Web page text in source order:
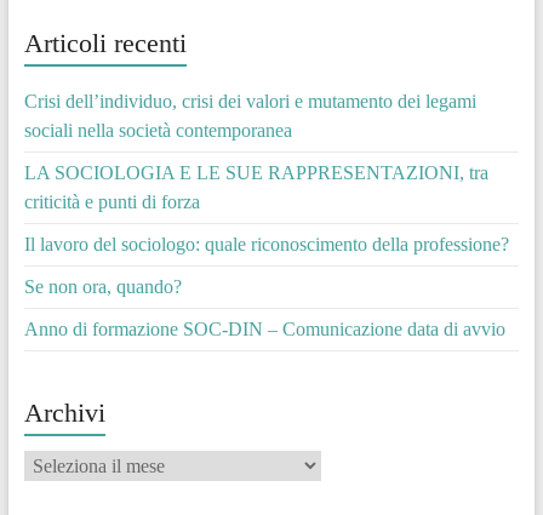
Articoli recenti
Crisi dell’individuo, crisi dei valori e mutamento dei legami
sociali nella società contemporanea
LA SOCIOLOGIA E LE SUE RAPPRESENTAZIONI, tra
criticità e punti di forza
Il lavoro del sociologo: quale riconoscimento della professione?
Se non ora, quando?
Anno di formazione SOC-DIN – Comunicazione data di avvio
Archivi
Archivi